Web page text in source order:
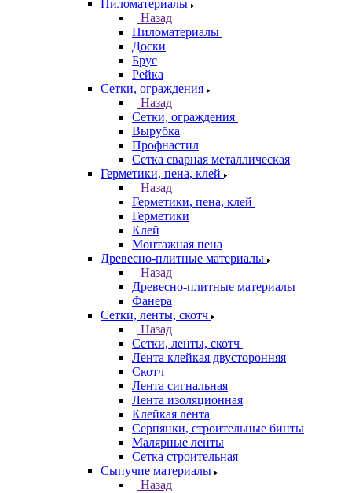
Пиломатериалы
Назад
Пиломатериалы
Доски
Брус
Рейка
Сетки, ограждения
Назад
Сетки, ограждения
Вырубка
Профнастил
Сетка сварная металлическая
Герметики, пена, клей
Назад
Герметики, пена, клей
Герметики
Клей
Монтажная пена
Древесно-плитные материалы
Назад
Древесно-плитные материалы
Фанера
Сетки, ленты, скотч
Назад
Сетки, ленты, скотч
Лента клейкая двусторонняя
Скотч
Лента сигнальная
Лента изоляционная
Клейкая лента
Серпянки, строительные бинты
Малярные ленты
Сетка строительная
Сыпучие материалы
Назад